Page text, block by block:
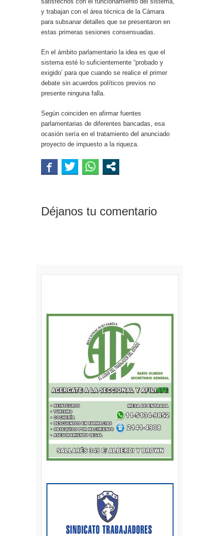
y trabajan con el área técnica de la Cámara
para subsanar detalles que se presentaron en
estas primeras sesiones consensuadas.
En el ámbito parlamentario la idea es que el
sistema esté lo suficientemente “probado y
exigido’ para que cuando se realice el primer
debate sin acuerdos políticos previos no
presente ninguna falla.
Según coinciden en afirmar fuentes
parlamentarias de diferentes bancadas, esa
ocasión sería en el tratamiento del anunciado
proyecto de impuesto a la riqueza.
Déjanos tu comentario